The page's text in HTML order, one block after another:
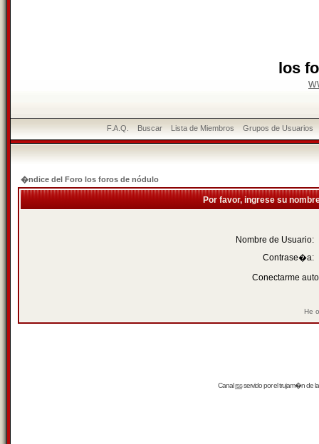
los
F.A.Q. Buscar Lista de Miembros Grupos de Usuarios
�ndice del Foro los foros de nódulo
Por favor, ingrese su
Nombre de Usuario:
Contrase�a:
Conectarme
He
Canalrssservido por eltrujam�nde